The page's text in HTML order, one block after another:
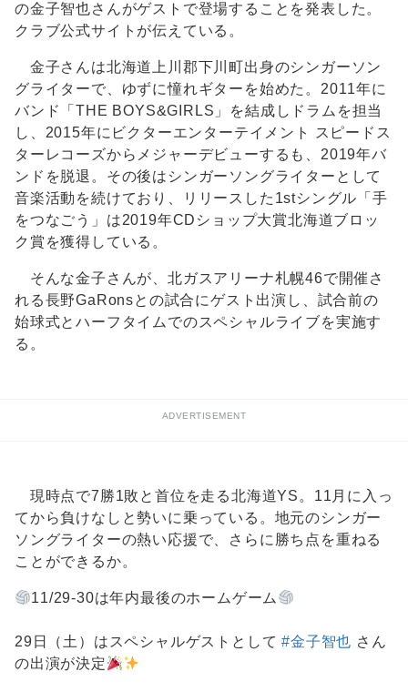
の金子智也さんがゲストで登場することを発表した。
クラブ公式サイトが伝えている。
金子さんは北海道上川郡下川町出身のシンガーソン
グライターで、ゆずに憧れギターを始めた。2011年に
バンド「THE BOYS&GIRLS」を結成しドラムを担当
し、2015年にビクターエンターテイメント スピードス
ターレコーズからメジャーデビューするも、2019年バ
ンドを脱退。その後はシンガーソングライターとして
音楽活動を続けており、リリースした1stシングル「手
をつなごう」は2019年CDショップ大賞北海道ブロッ
ク賞を獲得している。
そんな金子さんが、北ガスアリーナ札幌46で開催さ
れる長野GaRonsとの試合にゲスト出演し、試合前の
始球式とハーフタイムでのスペシャルライブを実施す
る。
ADVERTISEMENT
現時点で7勝1敗と首位を走る北海道YS。11月に入っ
てから負けなしと勢いに乗っている。地元のシンガー
ソングライターの熱い応援で、さらに勝ち点を重ねる
ことができるか。
11/29-30は年内最後のホームゲーム
29日（土）はスペシャルゲストとして#金子智也 さん
の出演が決定